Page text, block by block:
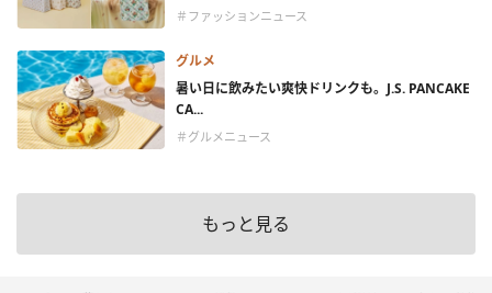
＃ファッションニュース
グルメ
暑い日に飲みたい爽快ドリンクも。J.S. PANCAKE
CA...
＃グルメニュース
もっと見る